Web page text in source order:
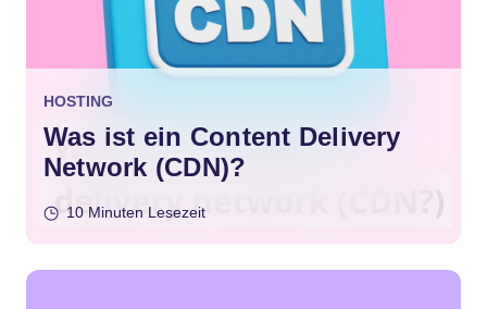
HOSTING
Was ist ein Content Delivery
Network (CDN)?
10 Minuten Lesezeit